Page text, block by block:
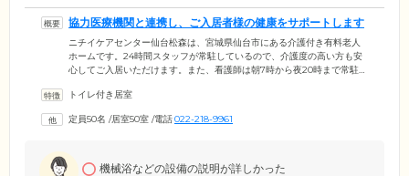
協力医療機関と連携し、ご入居者様の健康をサポートします
ニチイケアセンター仙台松森は、宮城県仙台市にある介護付き有料老人
ホームです。24時間スタッフが常駐しているので、介護度の高い方も安
心してご入居いただけます。また、看護師は朝7時から夜20時まで常駐。
回し、ご入居者様の安否を確認。さらに協力医療機関と連携し、夜間で
す。ほかにも診察が必要な場合は、協力医療機関であれば、スタッフが
トイレ付き居室
定員50名 /居室50室 /電話022-218-9961
機械浴などの設備の説明が詳しかった